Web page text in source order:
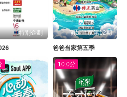
特別企劃 萌娃当家第12期
爸爸当家第五季
10.0分